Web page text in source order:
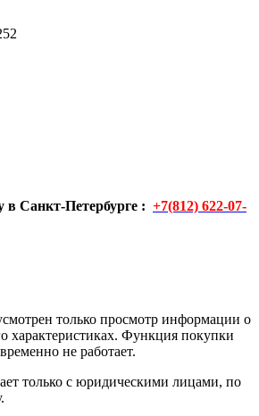
в Санкт-Петербурге : +7(812) 622-07-
только просмотр информации о
характеристиках. Функция покупки
не работает.
только с юридическими лицами, по